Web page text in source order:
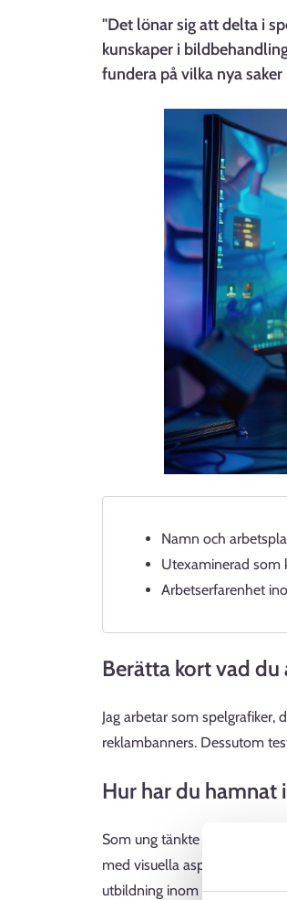
"Det lönar sig att delta i
kunskaper i
fundera på vilka nya
Namn och
Utexaminerad som
Arbetserfarenhet
Berätta kort vad du
Jag arbetar som spelgrafiker,
reklambanners. Dessutom
Hur har du hamnat
Som ung tänkte jag inte att
med visuella aspekter. I
utbildning inom